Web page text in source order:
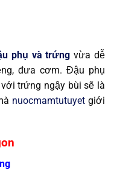
phụ và trứng vừa dễ
đưa cơm. Đậu phụ
trứng ngậy bùi sẽ là
nuocmamtutuyet giới